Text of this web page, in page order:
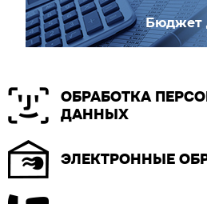
Бюджет
ОБРАБОТКА
ДАННЫХ
ЭЛЕКТРОННЫЕ